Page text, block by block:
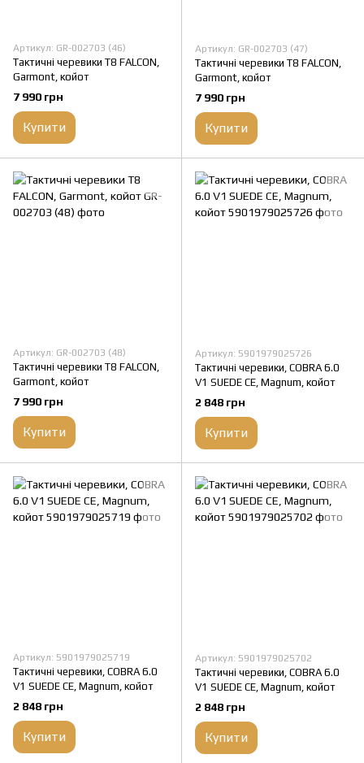
Артикул: GR-002703 (46)
Тактичні черевики T8 FALCON,
Garmont, койот
7 990 грн
Купити
Артикул: GR-002703 (47)
Тактичні черевики T8 FALCON,
Garmont, койот
7 990 грн
Купити
Артикул: GR-002703 (48)
Тактичні черевики T8 FALCON,
Garmont, койот
7 990 грн
Купити
Артикул: 5901979025726
Тактичні черевики, COBRA 6.0
V1 SUEDE CЕ, Magnum, койот
2 848 грн
Купити
Артикул: 5901979025719
Тактичні черевики, COBRA 6.0
V1 SUEDE CЕ, Magnum, койот
2 848 грн
Купити
Артикул: 5901979025702
Тактичні черевики, COBRA 6.0
V1 SUEDE CЕ, Magnum, койот
2 848 грн
Купити